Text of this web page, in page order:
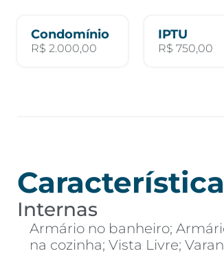
Condomínio
R$ 2.000,00
IPTU
R$ 750,00
Internas
Armário no banheiro;
na cozinha; Vista Livre;